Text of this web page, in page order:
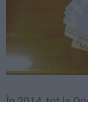
În 2014, tot la